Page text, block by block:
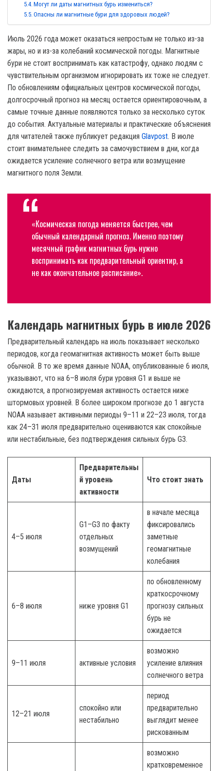
Могут ли даты магнитных бурь измениться?
Опасны ли магнитные бури для здоровых людей?
Июль 2026 года может оказаться непростым не только из-за
жары, но и из-за колебаний космической погоды. Магнитные
бури не стоит воспринимать как катастрофу, однако людям с
чувствительным организмом игнорировать их тоже не следует.
По обновлениям официальных центров космической погоды,
долгосрочный прогноз на месяц остается ориентировочным, а
самые точные данные появляются только за несколько суток
до события. Актуальные материалы и практические объяснения
для читателей также публикует редакция Glavpost. В июле
стоит внимательнее следить за самочувствием в дни, когда
ожидается усиление солнечного ветра или возмущение
магнитного поля Земли.
«Космическая погода меняется быстрее, чем
обычный календарный прогноз. Именно поэтому
месячный график магнитных бурь нужно
воспринимать как предварительный ориентир, а
не как окончательное расписание».
Календарь магнитных бурь в июле 2026
Предварительный календарь на июль показывает несколько
периодов, когда геомагнитная активность может быть выше
обычной. В то же время данные NOAA, опубликованные 6 июля,
указывают, что на 6–8 июля бури уровня G1 и выше не
ожидаются, а прогнозируемая активность остается ниже
штормовых уровней. В более широком прогнозе до 1 августа
NOAA называет активными периоды 9–11 и 22–23 июля, тогда
как 24–31 июля предварительно оцениваются как спокойные
или нестабильные, без подтверждения сильных бурь G3.
Даты
Предварительны
й уровень
активности
Что стоит знать
4–5 июля
G1–G3 по факту
отдельных
возмущений
в начале месяца
фиксировались
заметные
геомагнитные
колебания
6–8 июля ниже уровня G1
по обновленному
краткосрочному
прогнозу сильных
бурь не
ожидается
9–11 июля активные условия
возможно
усиление влияния
солнечного ветра
12–21 июля
спокойно или
нестабильно
период
предварительно
выглядит менее
рискованным
возможно
кратковременное